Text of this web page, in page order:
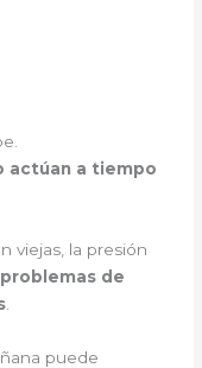
actúan a tiempo
viejas, la presión
problemas de
puede